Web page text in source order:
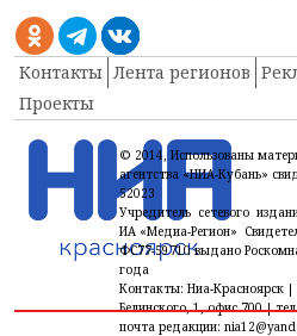
Контакты Лента регионов
Проекты
© 2014, Использованы
агентства «НИА-Кубань»
52023
Учредитель сетевого
ИА «Медиа-Регион»
ФС77-59710 выдано
года
Контакты: Ниа-Красноярск |
Белинского, 1, офис 700 |
почта редакции: